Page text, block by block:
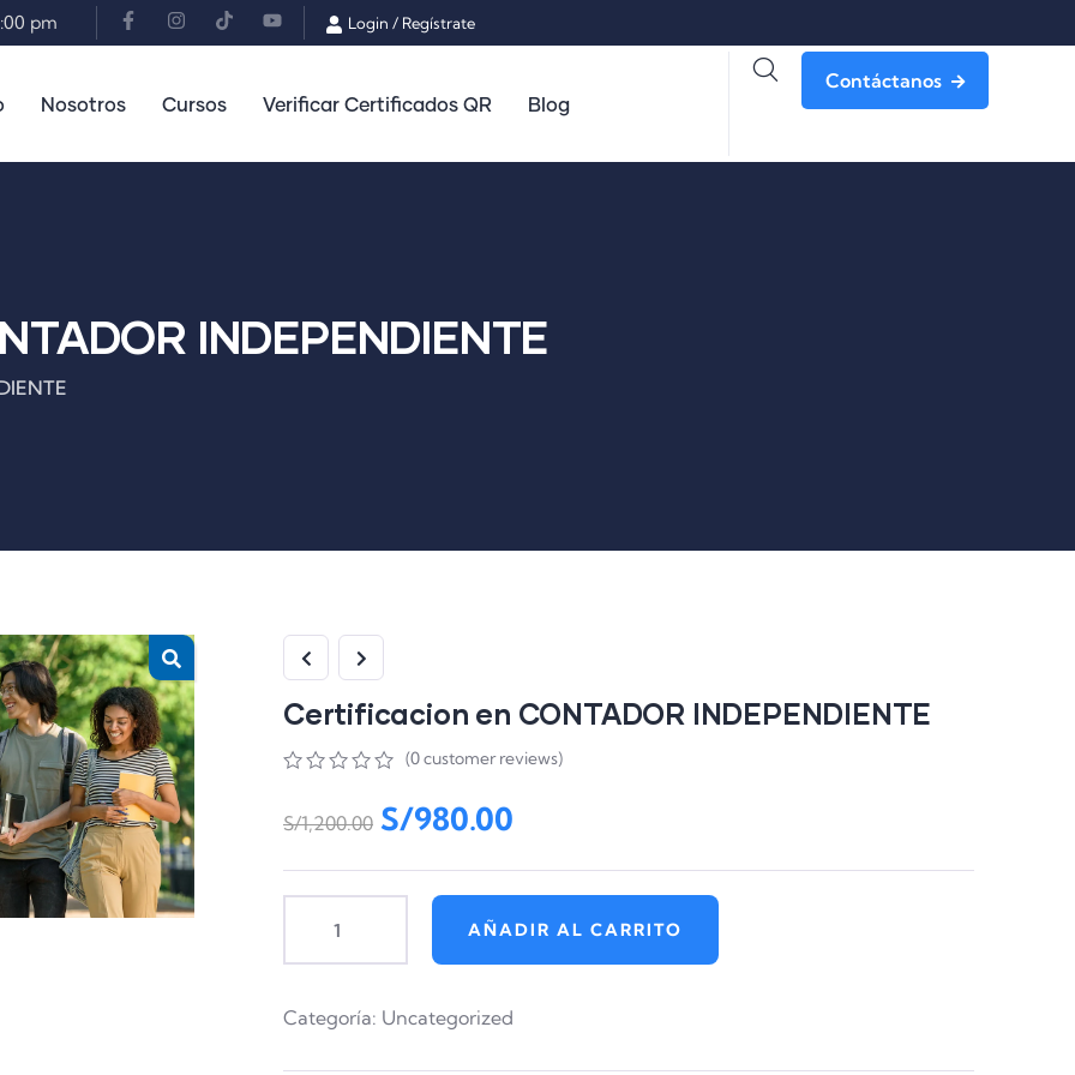
pm Login / Regístrate
Nosotros Cursos Verificar Certificados QR Blog
Contáctanos
INDEPENDIENTE
Certificacion en CONTADOR INDEPENDIENTE
of
on
customer
(0customer reviews)
S/1,200.00 S/980.00
AÑADIR AL CARRITO
Categoría: Uncategorized